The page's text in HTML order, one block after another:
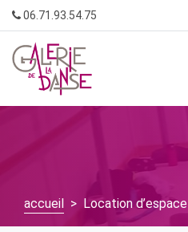
Skip
to
content
06.71.93.54.75
accueil > Location d’espace